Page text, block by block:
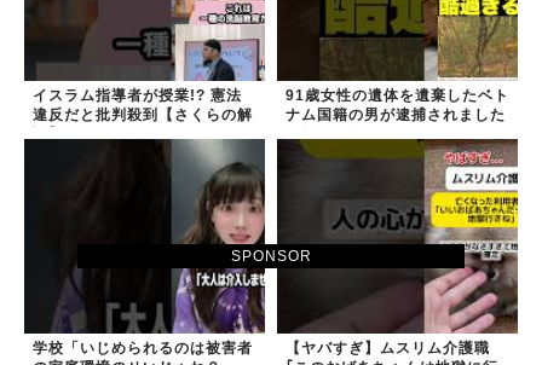
SPONSOR
イスラム指導者が授業!? 憲法
違反だと批判殺到【さくらの解
91歳女性の遺体を遺棄したベト
ナム国籍の男が逮捕されました
学校「いじめられるのは被害者
【ヤバすぎ】ムスリム介護職